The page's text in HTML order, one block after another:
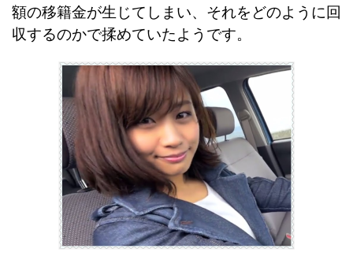
額の移籍金が生じてしまい、それをどのように回
収するのかで揉めていたようです。